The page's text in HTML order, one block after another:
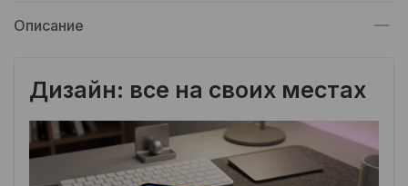
Описание
Дизайн: все на своих местах